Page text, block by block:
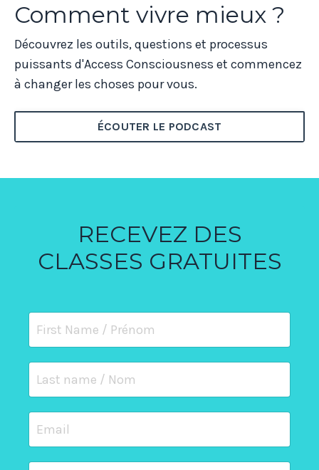
Comment vivre mieux ?
Découvrez les outils, questions et processus
puissants d'Access Consciousness et commencez
à changer les choses pour vous.
ÉCOUTER LE PODCAST
RECEVEZ DES
CLASSES GRATUITES